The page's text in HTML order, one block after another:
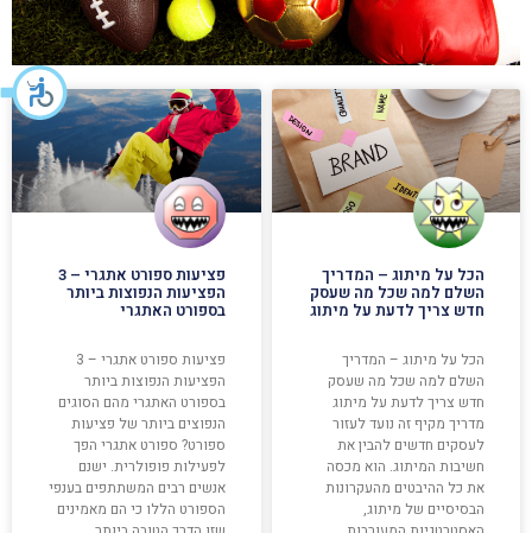
הכל על מיתוג – המדריך
השלם למה שכל מה שעסק
חדש צריך לדעת על מיתוג
הכל על מיתוג – המדריך
השלם למה שכל מה שעסק
חדש צריך לדעת על מיתוג
מדריך מקיף זה נועד לעזור
לעסקים חדשים להבין את
חשיבות המיתוג. הוא מכסה
את כל ההיבטים מהעקרונות
הבסיסיים של מיתוג,
פציעות ספורט אתגרי – 3
הפציעות הנפוצות ביותר
בספורט האתגרי
פציעות ספורט אתגרי – 3
הפציעות הנפוצות ביותר
בספורט האתגרי מהם הסוגים
הנפוצים ביותר של פציעות
ספורט? ספורט אתגרי הפך
לפעילות פופולרית. ישנם
אנשים רבים המשתתפים בענפי
הספורט הללו כי הם מאמינים